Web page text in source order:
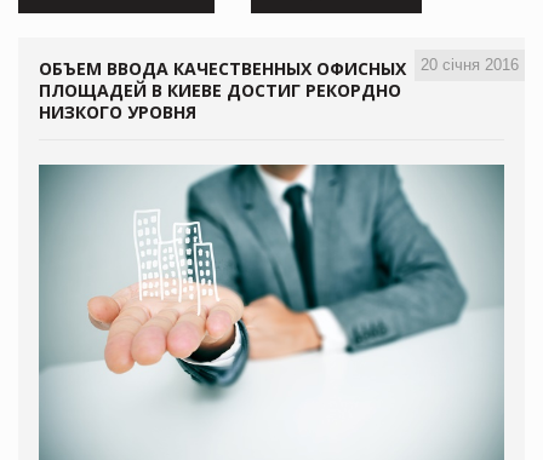
20 січня 2016
ОБЪЕМ ВВОДА КАЧЕСТВЕННЫХ ОФИСНЫХ
ПЛОЩАДЕЙ В КИЕВЕ ДОСТИГ РЕКОРДНО
НИЗКОГО УРОВНЯ